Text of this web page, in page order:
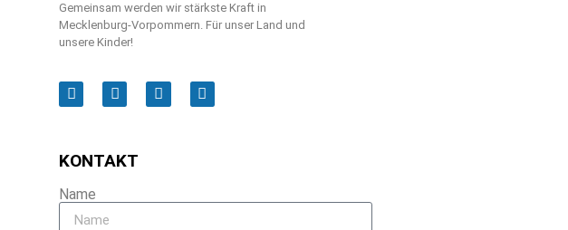
Gemeinsam werden wir stärkste Kraft in
Mecklenburg-Vorpommern. Für unser Land und
unsere Kinder!
KONTAKT
Name